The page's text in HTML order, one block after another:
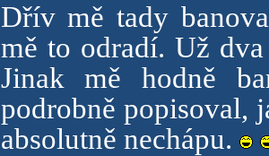
Dřív mě tady
mě to odradí. Už
Jinak mě hodně
podrobně popisoval,
absolutně nechápu.